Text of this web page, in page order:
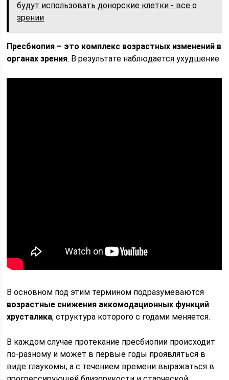
будут использовать донорские клетки - все о
зрении
Пресбиопия – это комплекс возрастных изменений в
органах зрения. В результате наблюдается ухудшение.
В основном под этим термином подразумеваются
возрастные снижения аккомодационных функций
хрусталика, структура которого с годами меняется.
В каждом случае протекание пресбиопии происходит
по-разному и может в первые годы проявляться в
виде глаукомы, а с течением времени выражаться в